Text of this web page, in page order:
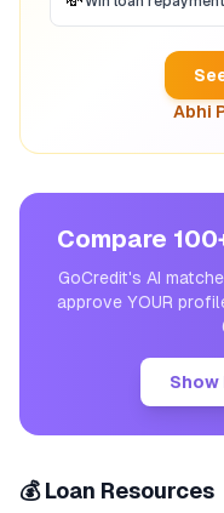
Abhi
Compare
GoCredit's AI
approve YOUR
Show
💰 Loan Resources